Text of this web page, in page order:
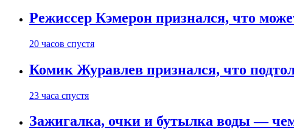
Режиссер Кэмерон признался, что
20 часов спустя
Комик Журавлев признался, что
23 часа спустя
Зажигалка, очки и бутылка воды —